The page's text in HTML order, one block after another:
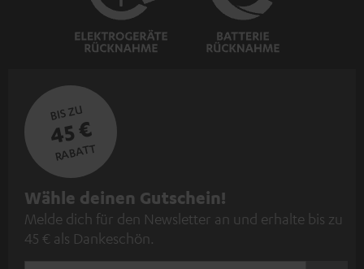
BIS ZU
45 €
RABATT
N
e
w
Wähle deinen Gutschein!
Melde dich für den Newsletter an und erhalte bis zu
45 € als Dankeschön.